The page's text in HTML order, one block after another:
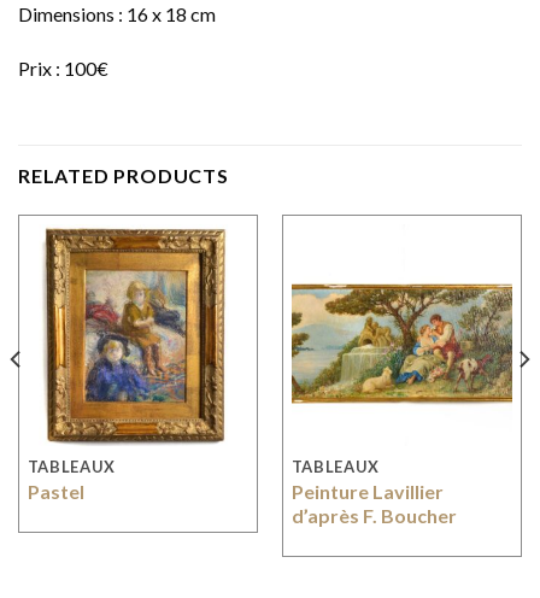
Dimensions : 16 x 18 cm
Prix : 100€
RELATED PRODUCTS
TABLEAUX
Pastel
TABLEAUX
Peinture Lavillier
d’après F. Boucher